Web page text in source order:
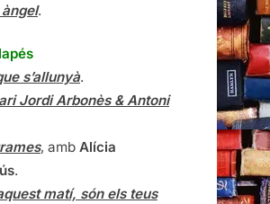
.
s’allunyà.
Jordi Arbonès & Antoni
, amb Alícia
.
matí, són els teus